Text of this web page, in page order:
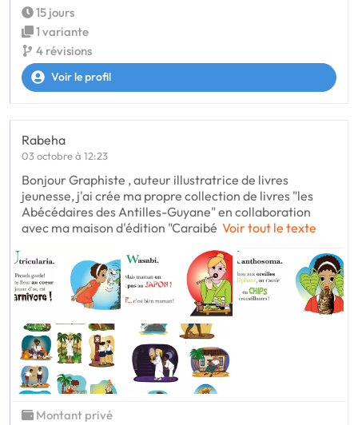
15 jours
1 variante
4 révisions
Voir le profil
Rabeha
03 octobre à 12:23
Bonjour Graphiste , auteur illustratrice de livres
jeunesse, j'ai crée ma propre collection de livres "les
Abécédaires des Antilles-Guyane" en collaboration
avec ma maison d'édition "Caraibé Voir tout le texte
Montant privé